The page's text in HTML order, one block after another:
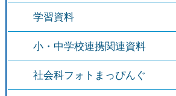
学習資料
小・中学校連携関連資料
社会科フォトまっぴんぐ